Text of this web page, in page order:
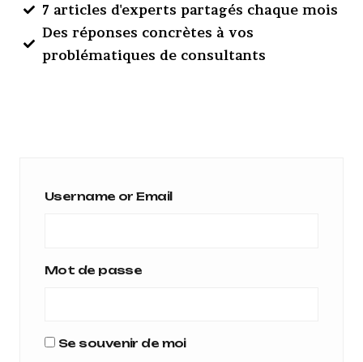
7 articles d'experts partagés chaque mois
Des réponses concrètes à vos
problématiques de consultants
Username or Email
Mot de passe
Se souvenir de moi